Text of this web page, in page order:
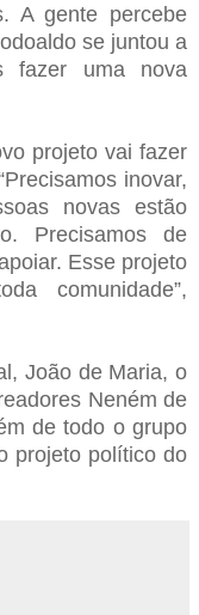
A gente percebe
se juntou a
fazer uma nova
projeto vai fazer
inovar,
novas estão
Precisamos de
Esse projeto
comunidade”,
João de Maria, o
Neném de
de todo o grupo
projeto político do